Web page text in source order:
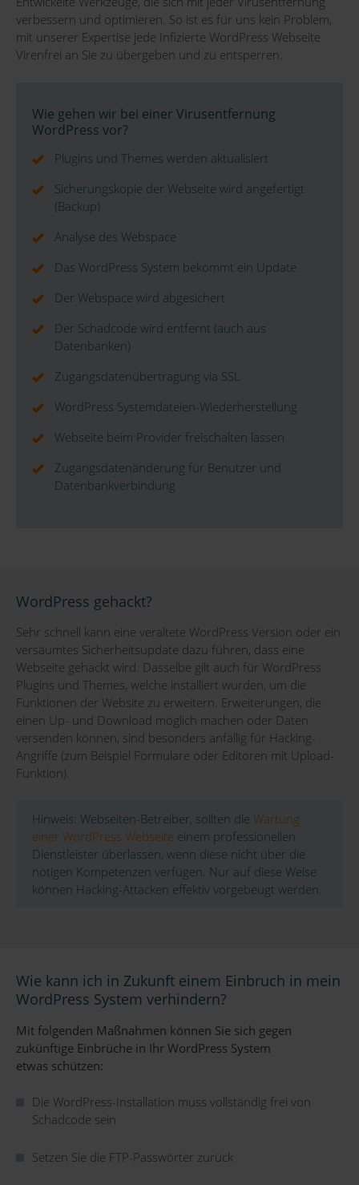
verbessern und optimieren. So ist es für uns kein Problem,
mit unserer Expertise jede Infizierte WordPress Webseite
Virenfrei an Sie zu übergeben und zu entsperren.
Wie gehen wir bei einer Virusentfernung
WordPress vor?
Plugins und Themes werden aktualisiert
Sicherungskopie der Webseite wird angefertigt
(Backup)
Analyse des Webspace
Das WordPress System bekommt ein Update
Der Webspace wird abgesichert
Der Schadcode wird entfernt (auch aus
Datenbanken)
Zugangsdatenübertragung via SSL
WordPress Systemdateien-Wiederherstellung
Webseite beim Provider freischalten lassen
Zugangsdatenänderung für Benutzer und
Datenbankverbindung
WordPress gehackt?
Sehr schnell kann eine veraltete WordPress Version oder ein
versäumtes Sicherheitsupdate dazu führen, dass eine
Webseite gehackt wird. Dasselbe gilt auch für WordPress
Plugins und Themes, welche installiert wurden, um die
Funktionen der Website zu erweitern. Erweiterungen, die
einen Up- und Download möglich machen oder Daten
versenden können, sind besonders anfällig für Hacking-
Angriffe (zum Beispiel Formulare oder Editoren mit Upload-
Funktion).
Hinweis: Webseiten-Betreiber, sollten die Wartung
einer WordPress Webseite einem professionellen
Dienstleister überlassen, wenn diese nicht über die
nötigen Kompetenzen verfügen. Nur auf diese Weise
können Hacking-Attacken effektiv vorgebeugt werden.
Wie kann ich in Zukunft einem Einbruch in mein
WordPress System verhindern?
Mit folgenden Maßnahmen können Sie sich gegen
zukünftige Einbrüche in Ihr WordPress System
etwas schützen:
Die WordPress-Installation muss vollständig frei von
Schadcode sein
Setzen Sie die FTP-Passwörter zurück